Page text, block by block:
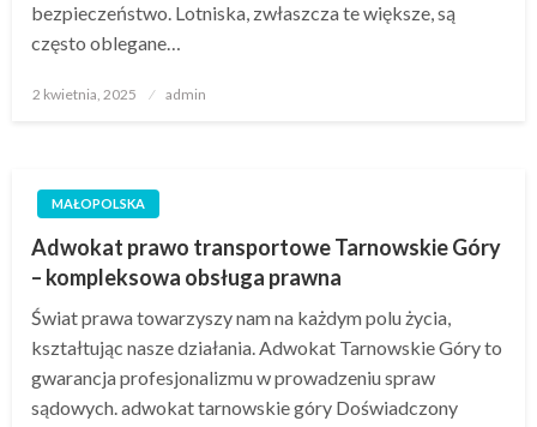
bezpieczeństwo. Lotniska, zwłaszcza te większe, są
często oblegane…
Opublikowane
2 kwietnia, 2025 admin
MAŁOPOLSKA
Adwokat prawo transportowe Tarnowskie Góry
– kompleksowa obsługa prawna
Świat prawa towarzyszy nam na każdym polu życia,
kształtując nasze działania. Adwokat Tarnowskie Góry to
gwarancja profesjonalizmu w prowadzeniu spraw
sądowych. adwokat tarnowskie góry Doświadczony